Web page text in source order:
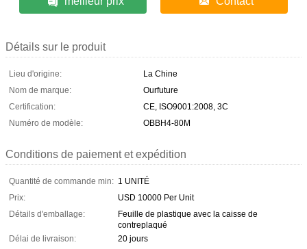
Détails sur le produit
Lieu d'origine:
La Chine
Nom de marque:
Ourfuture
Certification:
CE, ISO9001:2008, 3C
Numéro de modèle:
OBBH4-80M
Conditions de paiement et expédition
Quantité de commande min: 1 UNITÉ
Prix:
USD 10000 Per Unit
Détails d'emballage:
Feuille de plastique avec la caisse de
contreplaqué
Délai de livraison:
20 jours